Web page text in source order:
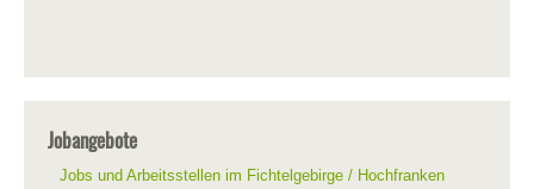
Jobangebote
Jobs und Arbeitsstellen im Fichtelgebirge / Hochfranken